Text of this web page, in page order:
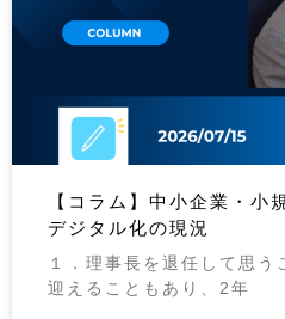
【コラム】中小企業・小
デジタル化の現況
１．理事長を退任して思
迎えることもあり、2年